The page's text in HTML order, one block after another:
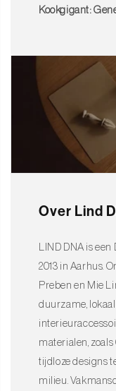
moeiteloos in elke
eenvoudig te
natuurlijke en stijlvolle
Bestel nu!
Maak van elke
Placemat Vierkant L
elegant design dat je
Kookgigant:
Over Lind
LIND DNA is
2013 in Aarhus.
Preben en Mie
duurzame,
materialen,
tijdloze designs
milieu.